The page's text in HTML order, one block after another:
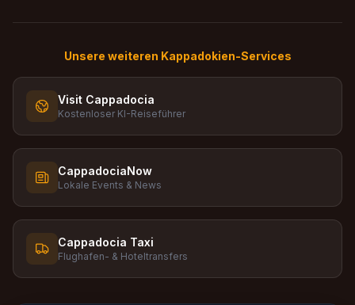
Unsere weiteren Kappadokien-Services
Visit Cappadocia
Kostenloser KI-Reiseführer
CappadociaNow
Lokale Events & News
Cappadocia Taxi
Flughafen- & Hoteltransfers